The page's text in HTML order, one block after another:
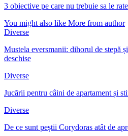
3 obiective pe care nu trebuie sa le
You might also like More from author
Diverse
Mustela eversmanii: dihorul de stepă
deschise
Diverse
Jucării pentru câini de apartament și
Diverse
De ce sunt peștii Corydoras atât de